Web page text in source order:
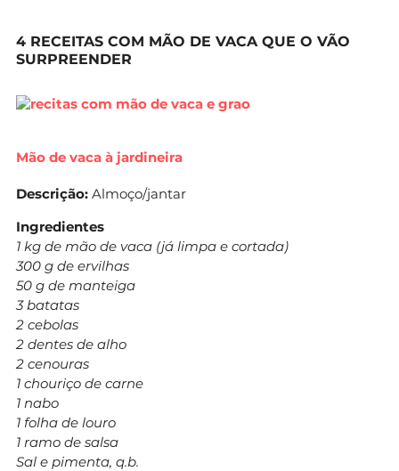
4 RECEITAS COM MÃO DE VACA QUE O VÃO
SURPREENDER
Mão de vaca à jardineira
Descrição: Almoço/jantar
Ingredientes
1 kg de mão de vaca (já limpa e cortada)
300 g de ervilhas
50 g de manteiga
3 batatas
2 cebolas
2 dentes de alho
2 cenouras
1 chouriço de carne
1 nabo
1 folha de louro
1 ramo de salsa
Sal e pimenta, q.b.